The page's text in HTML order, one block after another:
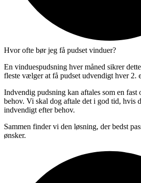
Hvor ofte bør jeg få pudset vinduer?
En vinduespudsning hver måned sikrer
fleste vælger at få pudset udvendigt hver 2.
Indvendig pudsning kan aftales som en fast
behov. Vi skal dog aftale det i god tid, hvis
indvendigt efter behov.
Sammen finder vi den løsning, der bedst
ønsker.